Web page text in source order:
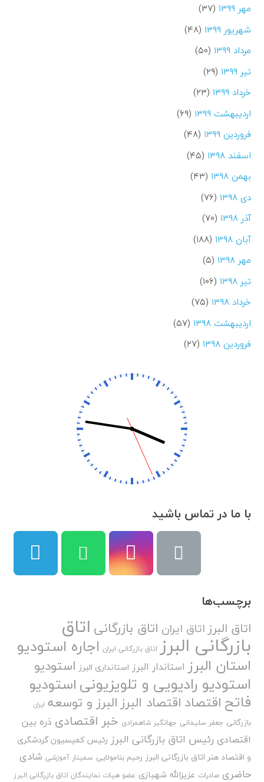
مهر ۱۳۹۹
(۳۷)
شهریور ۱۳۹۹
(۴۸)
مرداد ۱۳۹۹
(۵۰)
تیر ۱۳۹۹
(۲۹)
خرداد ۱۳۹۹
(۲۳)
اردیبهشت ۱۳۹۹
(۶۹)
فروردین ۱۳۹۹
(۴۸)
اسفند ۱۳۹۸
(۴۵)
بهمن ۱۳۹۸
(۴۳)
دی ۱۳۹۸
(۷۶)
آذر ۱۳۹۸
(۷۰)
آبان ۱۳۹۸
(۱۸۸)
مهر ۱۳۹۸
(۵)
تیر ۱۳۹۸
(۱۰۶)
خرداد ۱۳۹۸
(۷۵)
اردیبهشت ۱۳۹۸
(۵۷)
فروردین ۱۳۹۸
(۲۷)
با ما در تماس باشید
برچسب‌ها
اتاق البرزاتاق ایران اتاق بازرگانی اتاق
بازرگانی البرز اتاق بازرگانی ایران اجاره استودیو
استان البرز استاندار البرز استانداری البرز استودیو
استودیو رادیویی و تلویزیونیاستودیو
فاتح اقتصاد اقتصاد البرزالبرز و توسعه ایران
بازرگانی جعفر سلیمانی جهانگیر شاهمرادی خبر اقتصادی ذره بین
اقتصادی رئیس اتاق بازرگانی البرز رئیس کمیسیون گردشگری
و اقتصاد هنر اتاق بازرگانی البرز رحیم بنامولایی سمینار آموزشی شادی
حاضری صادرات عزیزالله شهبازی عضو هیات نمایندگان اتاق بازرگانی البرز